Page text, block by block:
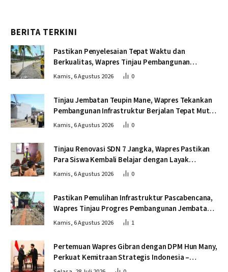
BERITA TERKINI
Pastikan Penyelesaian Tepat Waktu dan
Berkualitas, Wapres Tinjau Pembangunan
Jembatan Lumut
Kamis, 6 Agustus 2026 0
Tinjau Jembatan Teupin Mane, Wapres Tekankan
Pembangunan Infrastruktur Berjalan Tepat Mutu
dan Tepat Waktu
Kamis, 6 Agustus 2026 0
Tinjau Renovasi SDN 7 Jangka, Wapres Pastikan
Para Siswa Kembali Belajar dengan Layak
Pascabencana
Kamis, 6 Agustus 2026 0
Pastikan Pemulihan Infrastruktur Pascabencana,
Wapres Tinjau Progres Pembangunan Jembatan
Krueng Tingkeum Bireuen
Kamis, 6 Agustus 2026 1
Pertemuan Wapres Gibran dengan DPM Hun Many,
Perkuat Kemitraan Strategis Indonesia –
Kamboja